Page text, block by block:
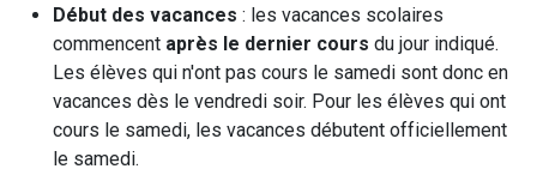
Début des vacances : les vacances scolaires
commencent après le dernier cours du jour indiqué.
Les élèves qui n'ont pas cours le samedi sont donc en
vacances dès le vendredi soir. Pour les élèves qui ont
cours le samedi, les vacances débutent officiellement
le samedi.